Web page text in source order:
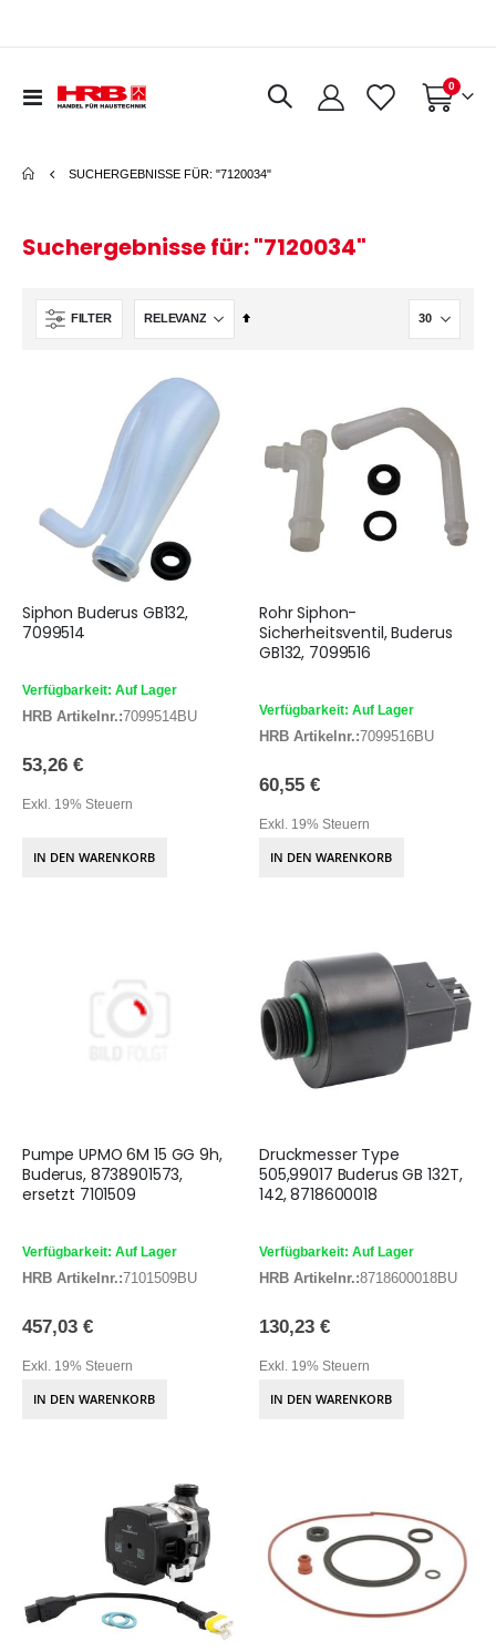
Navigation
Warenkorb
0Artikel
SUCHERGEBNISSE FÜR: "7120034"
Suchergebnisse für: "7120034"
FILTER
In
Siphon Buderus GB132,
7099514
Verfügbarkeit: Auf Lager
HRB Artikelnr.:7099514BU
53,26 €
Exkl. 19% Steuern
IN DEN WARENKORB
Rohr Siphon-
Sicherheitsventil, Buderus
GB132, 7099516
Verfügbarkeit: Auf Lager
HRB Artikelnr.:7099516BU
60,55 €
Exkl. 19% Steuern
IN DEN WARENKORB
Pumpe UPMO 6M 15 GG 9h,
Buderus, 8738901573,
ersetzt 7101509
Verfügbarkeit: Auf Lager
HRB Artikelnr.:7101509BU
457,03 €
Exkl. 19% Steuern
IN DEN WARENKORB
Druckmesser Type
505,99017 Buderus GB 132T,
142, 8718600018
Verfügbarkeit: Auf Lager
HRB Artikelnr.:8718600018BU
130,23 €
Exkl. 19% Steuern
IN DEN WARENKORB